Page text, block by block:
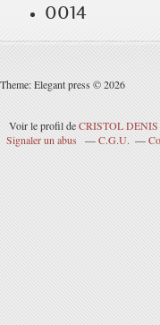
0014
Theme: Elegant press © 2026
Voir le profil deCRISTOL DENIS
Signaler un abus
C.G.U.